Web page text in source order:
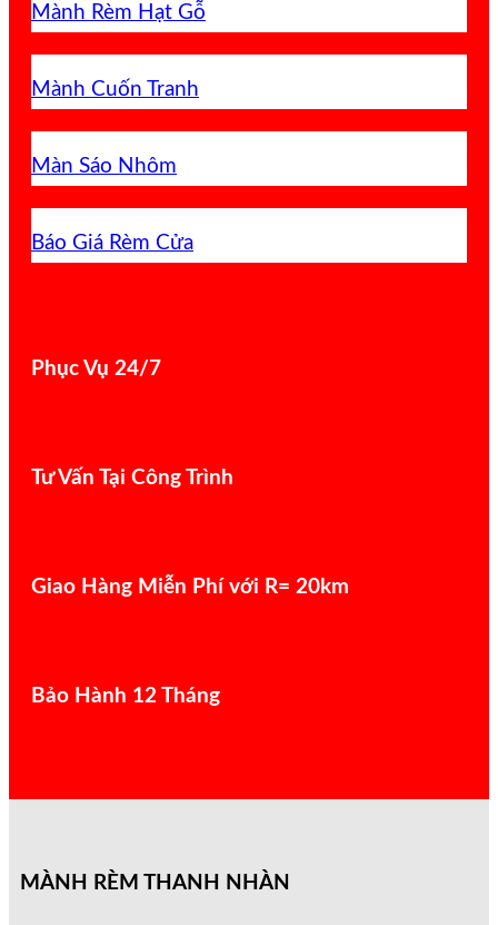
Mành Rèm Hạt Gỗ
Mành Cuốn Tranh
Màn Sáo Nhôm
Báo Giá Rèm Cửa
Phục Vụ 24/7
Tư Vấn Tại Công Trình
Giao Hàng Miễn Phí với R= 20km
Bảo Hành 12 Tháng
MÀNH RÈM THANH NHÀN